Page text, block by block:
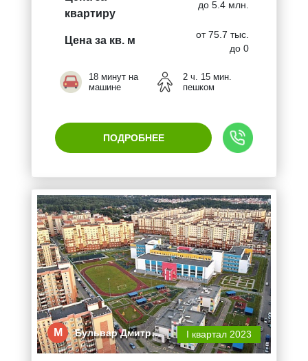
квартиру
до 5.4 млн.
Цена за кв. м
от 75.7 тыс.
до 0
18 минут на
машине
2 ч. 15 мин.
пешком
ПОДРОБНЕЕ
М Бульвар Дмитр… I квартал 2023